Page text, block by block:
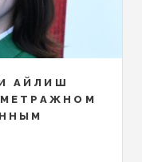
АЙЛИШ